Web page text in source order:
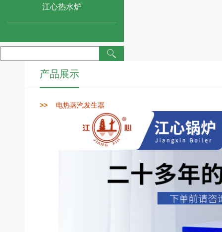
江心热水炉
产品展示
>> 电热蒸汽发生器